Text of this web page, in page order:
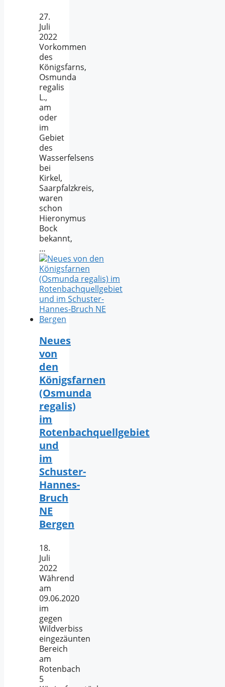
27.
Juli
2022
Vorkommen
des
Königsfarns,
Osmunda
regalis
L.,
am
oder
im
Gebiet
des
Wasserfelsens
bei
Kirkel,
Saarpfalzkreis,
waren
schon
Hieronymus
Bock
bekannt,
…
Neues
von
den
Königsfarnen
(Osmunda
regalis)
im
Rotenbachquellgebiet
und
im
Schuster-
Hannes-
Bruch
NE
Bergen
18.
Juli
2022
Während
am
09.06.2020
im
gegen
Wildverbiss
eingezäunten
Bereich
am
Rotenbach
5